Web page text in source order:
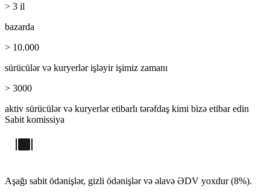
> 3 il
bazarda
> 10.000
sürücülər və kuryerlər işləyirişimiz zamanı
> 3000
aktiv sürücülər və kuryerləretibarlı tərəfdaş kimi bizə etibar edin
Sabit komissiya
Aşağı sabit ödənişlər, gizli ödənişlər və əlavə ƏDV yoxdur (8%).